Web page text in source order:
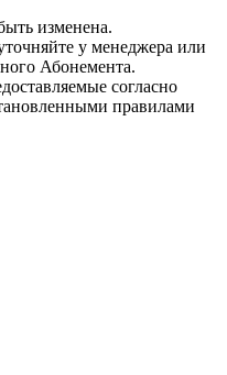
изменена.
у менеджера или
Абонемента.
согласно
правилами